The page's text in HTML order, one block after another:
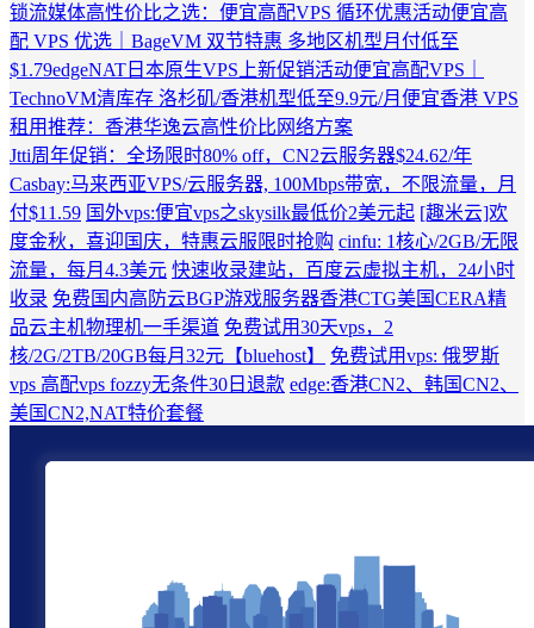
锁流媒体高性价比之选：便宜高配VPS 循环优惠活动便宜高
配 VPS 优选｜BageVM 双节特惠 多地区机型月付低至
$1.79edgeNAT日本原生VPS上新促销活动便宜高配VPS｜
TechnoVM清库存 洛杉矶/香港机型低至9.9元/月 便宜香港 VPS
租用推荐：香港华逸云高性价比网络方案
Jtti周年促销：全场限时80% off，CN2云服务器$24.62/年
Casbay:马来西亚VPS/云服务器, 100Mbps带宽，不限流量，月
付$11.59 国外vps:便宜vps之skysilk最低价2美元起 [趣米云]欢
度金秋，喜迎国庆，特惠云服限时抢购 cinfu: 1核心/2GB/无限
流量，每月4.3美元 快速收录建站，百度云虚拟主机，24小时
收录 免费国内高防云BGP游戏服务器香港CTG美国CERA精
品云主机物理机一手渠道 免费试用30天vps，2
核/2G/2TB/20GB每月32元【bluehost】
免费试用vps: 俄罗斯
vps 高配vps fozzy无条件30日退款 edge:香港CN2、韩国CN2、
美国CN2,NAT特价套餐